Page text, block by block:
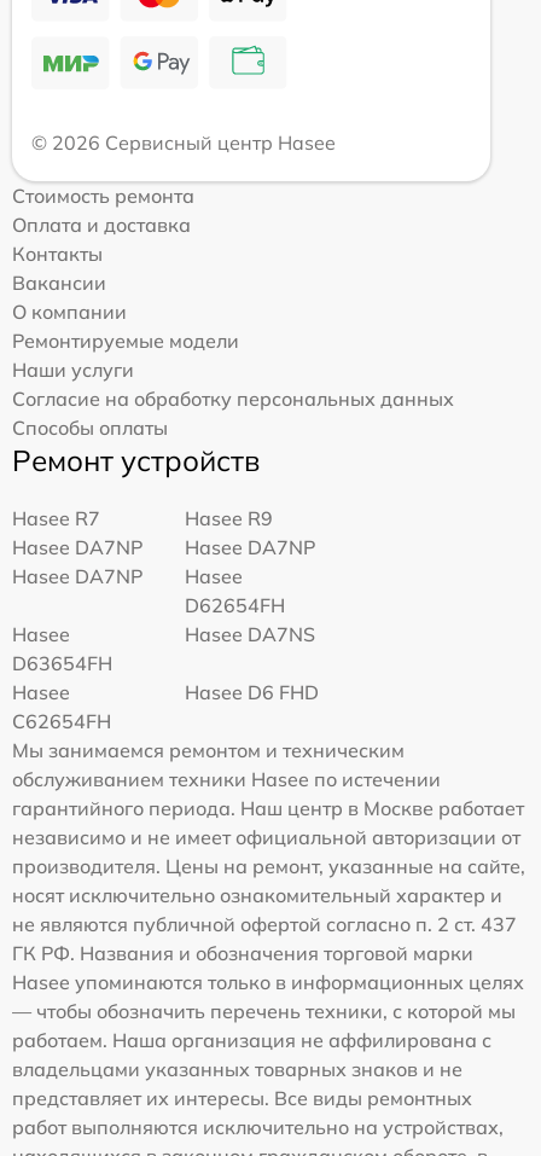
© 2026 Сервисный центр Hasee
Стоимость ремонта
Оплата и доставка
Контакты
Вакансии
О компании
Ремонтируемые модели
Наши услуги
Согласие на обработку персональных данных
Способы оплаты
Ремонт устройств
Hasee R7
Hasee R9
Hasee DA7NP
Hasee DA7NP
Hasee DA7NP
Hasee
D62654FH
Hasee
D63654FH
Hasee DA7NS
Hasee
C62654FH
Hasee D6 FHD
Мы занимаемся ремонтом и техническим
обслуживанием техники Hasee по истечении
гарантийного периода. Наш центр в Москве работает
независимо и не имеет официальной авторизации от
производителя. Цены на ремонт, указанные на сайте,
носят исключительно ознакомительный характер и
не являются публичной офертой согласно п. 2 ст. 437
ГК РФ. Названия и обозначения торговой марки
Hasee упоминаются только в информационных целях
— чтобы обозначить перечень техники, с которой мы
работаем. Наша организация не аффилирована с
владельцами указанных товарных знаков и не
представляет их интересы. Все виды ремонтных
работ выполняются исключительно на устройствах,